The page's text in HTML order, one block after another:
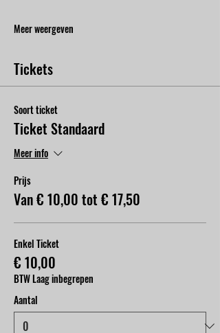
Meer weergeven
Tickets
Soort ticket
Ticket Standaard
Meer info
Prijs
Van € 10,00 tot € 17,50
Enkel Ticket
€ 10,00
BTW Laag inbegrepen
Aantal